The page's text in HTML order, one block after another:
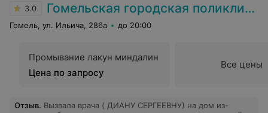
3.0 Гомельская городская поликлиника №1
Гомель, ул. Ильича, 286а до 20:00
Промывание лакун миндалин
Цена по запросу
Все цены
Отзыв. Вызвала врача ( ДИАНУ СЕРГЕЕВНУ) на дом из-